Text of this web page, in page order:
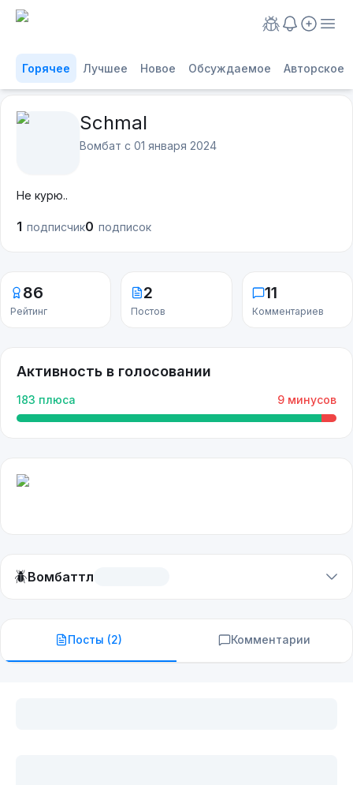
Горячее Лучшее Новое Обсуждаемое Авторское
Schmal
Вомбат с 01 января 2024
Не курю..
1 подписчик0 подписок
86
Рейтинг
2
Постов
11
Комментариев
Активность в голосовании
183 плюса 9 минусов
🪲Вомбаттл
Посты (2) Комментарии